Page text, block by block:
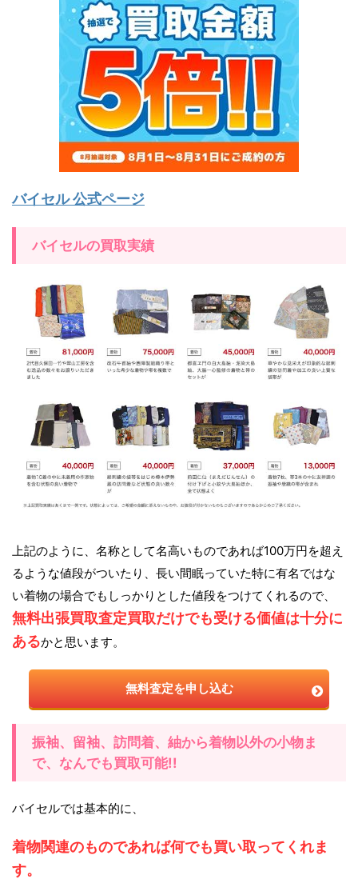
バイセル 公式ページ
バイセルの買取実績
上記のように、名称として名高いものであれば100万円を超え
るような値段がついたり、長い間眠っていた特に有名ではな
い着物の場合でもしっかりとした値段をつけてくれるので、
無料出張買取査定買取だけでも受ける価値は十分に
あるかと思います。
無料査定を申し込む
振袖、留袖、訪問着、紬から着物以外の小物ま
で、なんでも買取可能!!
バイセルでは基本的に、
着物関連のものであれば何でも買い取ってくれま
す。